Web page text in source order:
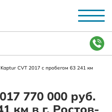
CVT 2017 с пробегом 63 241 км
770 000 руб.
км в г. Ростов-